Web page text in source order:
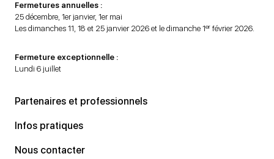
Fermetures annuelles :
25 décembre, 1er janvier, 1er mai
Les dimanches 11, 18 et 25 janvier 2026 et le dimanche 1er février 2026.
Fermeture exceptionnelle :
Lundi 6 juillet
Partenaires et professionnels
Infos pratiques
Nous contacter